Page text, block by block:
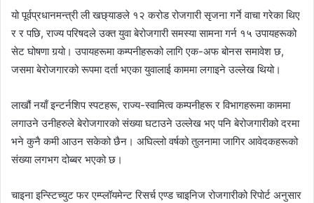
यो पूर्वप्रधानमन्त्री ली खछ्याङले १२ करोड रोजगारी सृजना गर्ने वाचा गरेका थिए
र र पछि, राज्य परिषदले उक्त युवा बेरोजगारी समस्या सामना गर्न १५ उपायहरूको
सेट घोषणा गर्‍यो। उपायहरूमा कम्पनीहरूको लागि एक-अफ बोनस समावेश छ,
जसमा बेरोजगारको रूपमा दर्ता भएका युवालाई काममा लगाइने उल्लेख थियो।
लाखौं नयाँ इन्टर्नशिप स्पटहरू, राज्य-स्वामित्व कम्पनीहरू र विभागहरूमा काममा
लगाउने उनीहरुले बेरोजगारको संख्या घटाउने उल्लेख भए पनि बेरोजगारीको दरमा
भने कुनै कमी आउन सकेको छैन। अघिल्लो वर्षको तुलनामा जागिर आवेदकहरूको
संख्या लगभग दोब्बर भएको छ।
चाइना इन्स्टिच्युट फर एम्प्लॉयमेन्ट रिसर्च एण्ड चाइनिज रोजगारीको रिपोर्ट अनुसार